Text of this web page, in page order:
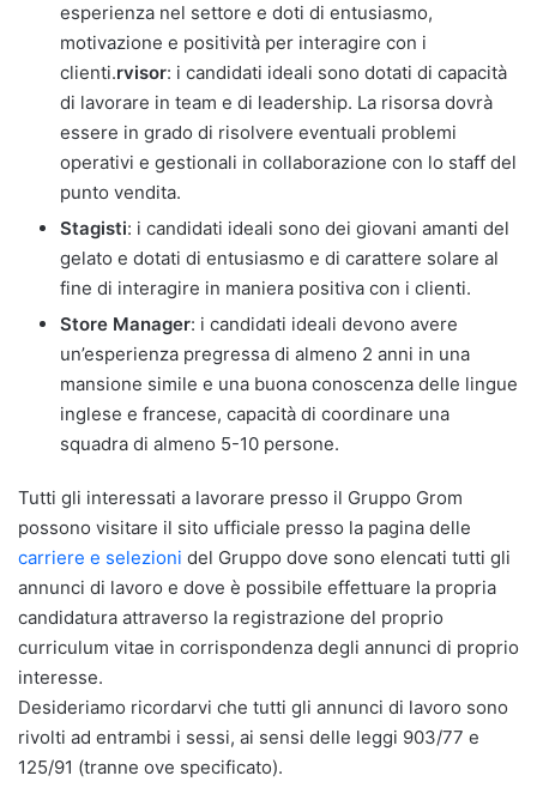
esperienza nel settore e doti di entusiasmo,
motivazione e positività per interagire con i
clienti.rvisor: i candidati ideali sono dotati di capacità
di lavorare in team e di leadership. La risorsa dovrà
essere in grado di risolvere eventuali problemi
operativi e gestionali in collaborazione con lo staff del
punto vendita.
Stagisti: i candidati ideali sono dei giovani amanti del
gelato e dotati di entusiasmo e di carattere solare al
fine di interagire in maniera positiva con i clienti.
Store Manager: i candidati ideali devono avere
un’esperienza pregressa di almeno 2 anni in una
mansione simile e una buona conoscenza delle lingue
inglese e francese, capacità di coordinare una
squadra di almeno 5-10 persone.
Tutti gli interessati a lavorare presso il Gruppo Grom
possono visitare il sito ufficiale presso la pagina delle
carriere e selezioni del Gruppo dove sono elencati tutti gli
annunci di lavoro e dove è possibile effettuare la propria
candidatura attraverso la registrazione del proprio
curriculum vitae in corrispondenza degli annunci di proprio
interesse.
Desideriamo ricordarvi che tutti gli annunci di lavoro sono
rivolti ad entrambi i sessi, ai sensi delle leggi 903/77 e
125/91 (tranne ove specificato).